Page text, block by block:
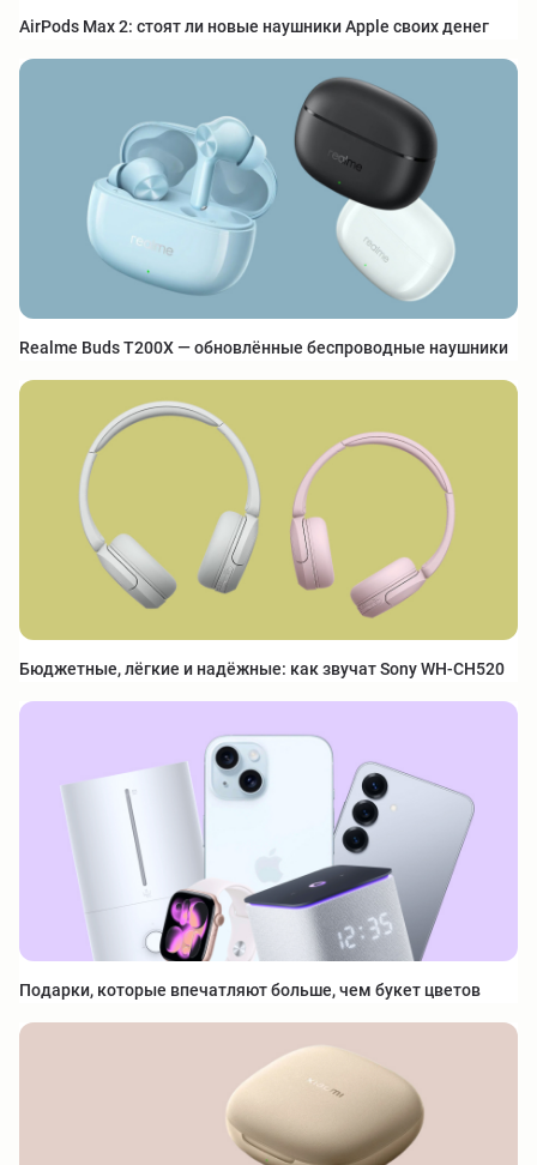
AirPods Max 2: стоят ли новые наушники Apple своих денег
Realme Buds T200X — обновлённые беспроводные наушники
Бюджетные, лёгкие и надёжные: как звучат Sony WH-CH520
Подарки, которые впечатляют больше, чем букет цветов